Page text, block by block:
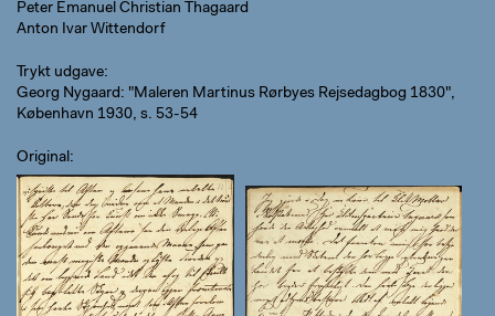
Peter Emanuel Christian Thagaard
Anton Ivar Wittendorf
Trykt udgave
Georg Nygaard: "Maleren Martinus Rørbyes Rejsedagbog 1830",
København 1930, s. 53-54
Original